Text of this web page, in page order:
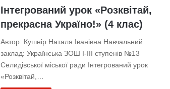
Інтегрований урок «Розквітай,
прекрасна Україно!» (4 клас)
Автор: Кушнір Наталя Іванівна Навчальний
заклад: Українська ЗОШ І-ІІІ ступенів №13
Селидівської міської ради Інтегрований урок
«Розквітай,…